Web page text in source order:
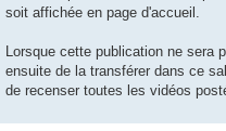
g
soit affichée en page d'accueil.
Lorsque cette publication ne sera
ensuite de la transférer dans ce
de recenser toutes les vidéos